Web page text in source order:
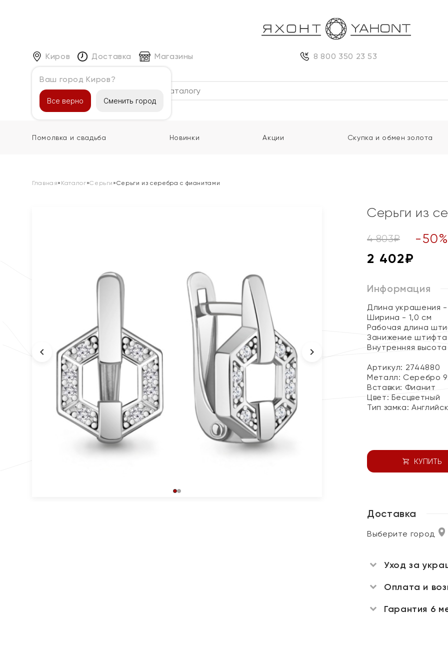
Киров
Ваш город Киров?
Все верно Сменить город
Доставка Магазины 8 800 350 23 53
Каталог
Помолвка и свадьба Новинки Акции Скупка и обмен золота
Главная» Каталог»Серьги »Серьги из серебра с фианитами
Серьги из
4 803₽ -50%
2 402₽
Информация
Длина украшения -
Ширина - 1,0 см
Рабочая длина
Занижение
Внутренняя
Артикул: 2744880
Металл: Серебро
Вставки: Фианит
Цвет: Бесцветный
Тип замка:
КУПИТЬ
Доставка
Выберите город
Уход за
Оплата и
Гарантия 6